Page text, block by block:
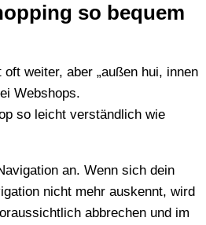
so bequem
weiter, aber „außen hui, innen
Webshops.
so leicht verständlich wie
an. Wenn sich dein
nicht mehr auskennt, wird
abbrechen und im